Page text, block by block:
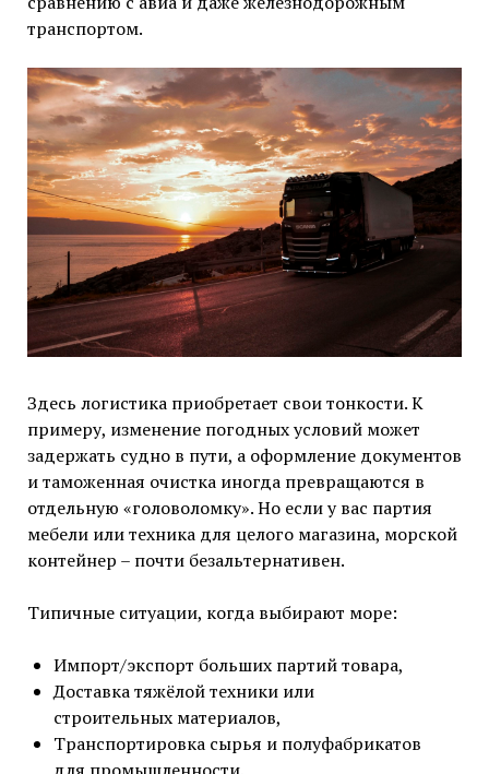
транспортом.
Здесь логистика приобретает свои тонкости. К
примеру, изменение погодных условий может
задержать судно в пути, а оформление документов
и таможенная очистка иногда превращаются в
отдельную «головоломку». Но если у вас партия
мебели или техника для целого магазина, морской
контейнер – почти безальтернативен.
Типичные ситуации, когда выбирают море:
Импорт/экспорт больших партий товара,
Доставка тяжёлой техники или
строительных материалов,
Транспортировка сырья и полуфабрикатов
для промышленности,